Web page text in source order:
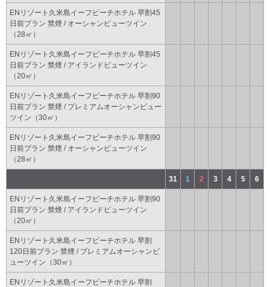
ENリゾート久米島イーフビーチホテル 早割45
日前プラン 禁煙 / オーシャンビューツイン
（28㎡）
ENリゾート久米島イーフビーチホテル 早割45
日前プラン 禁煙 / アイランドビューツイン
（20㎡）
ENリゾート久米島イーフビーチホテル 早割90
日前プラン 禁煙 / プレミアムオーシャンビュー
ツイン（30㎡）
ENリゾート久米島イーフビーチホテル 早割90
日前プラン 禁煙 / オーシャンビューツイン
（28㎡）
31 1 2 3 4 5 6
ENリゾート久米島イーフビーチホテル 早割90
日前プラン 禁煙 / アイランドビューツイン
（20㎡）
ENリゾート久米島イーフビーチホテル 早割
120日前プラン 禁煙 / プレミアムオーシャンビ
ューツイン（30㎡）
ENリゾート久米島イーフビーチホテル 早割